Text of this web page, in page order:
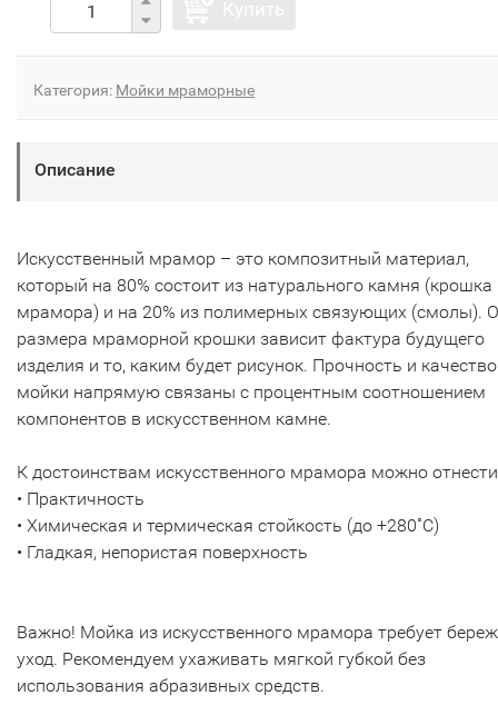
Категория: Мойки мраморные
Описание
Искусственный мрамор – это композитный материал,
который на 80% состоит из натурального камня (крошка
мрамора) и на 20% из полимерных связующих (смолы).
размера мраморной крошки зависит фактура будущего
изделия и то, каким будет рисунок. Прочность и качество
мойки напрямую связаны с процентным соотношением
компонентов в искусственном камне.
К достоинствам искусственного мрамора можно
• Практичность
• Химическая и термическая стойкость (до +280˚С)
• Гладкая, непористая поверхность
Важно! Мойка из искусственного мрамора требует
уход. Рекомендуем ухаживать мягкой губкой без
использования абразивных средств.